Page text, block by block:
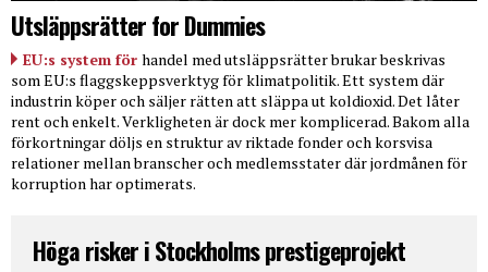
Utsläppsrätter for Dummies
EU:s system för handel med utsläppsrätter brukar beskrivas
som EU:s flaggskeppsverktyg för klimatpolitik. Ett system där
industrin köper och säljer rätten att släppa ut koldioxid. Det låter
rent och enkelt. Verkligheten är dock mer komplicerad. Bakom alla
förkortningar döljs en struktur av riktade fonder och korsvisa
relationer mellan branscher och medlemsstater där jordmånen för
korruption har optimerats.
Höga risker i Stockholms prestigeprojekt